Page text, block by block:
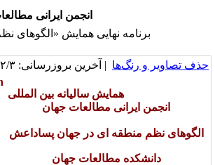
انجمن ایرانی مطالعات جهان- اطلاعیه ها
همایش «الگوهای نظم منطقه ای در جهان
بروزرسانی: ۱۳۹۶/۱۲/۳ |
سالیانه بین المللی
جهان
در جهان پساداعش
of Iranian
Association
Orders in Post-ISIS
Studies